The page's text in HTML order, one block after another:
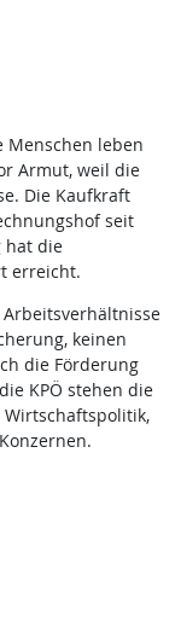
Menschen leben
Armut, weil die
Die Kaufkraft
seit
hat die
erreicht.
keinen
die Förderung
KPÖ stehen die